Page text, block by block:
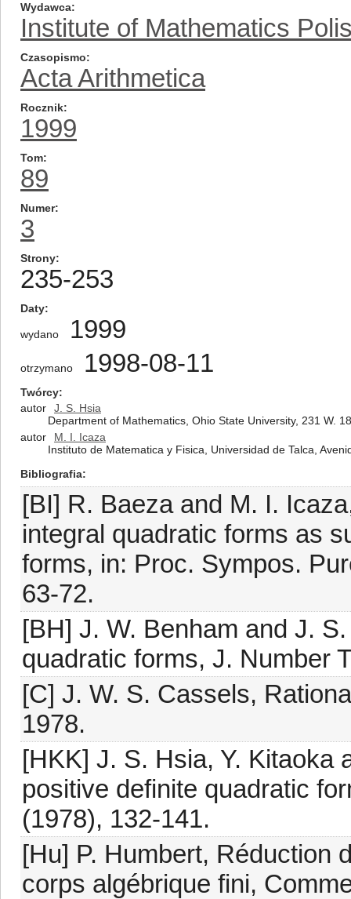
Wydawca
Institute of Mathematics
Czasopismo
Acta Arithmetica
Rocznik
1999
Tom
89
Numer
3
Strony
235-253
Daty
wydano 1999
otrzymano 1998-08-11
Twórcy
autor
J. S. Hsia
Department of Mathematics, Ohio State University, 231 W.
autor
M. I. Icaza
Instituto de Matematica y Fisica, Universidad de Talca,
Bibliografia
[BI] R. Baeza and M. I.
integral quadratic forms as
forms, in: Proc. Sympos.
63-72.
[BH] J. W. Benham and J.
quadratic forms, J. Number
[C] J. W. S. Cassels,
1978.
[HKK] J. S. Hsia, Y. Kitaoka
positive definite quadratic
(1978), 132-141.
[Hu] P. Humbert, Réduction
corps algébrique fini,